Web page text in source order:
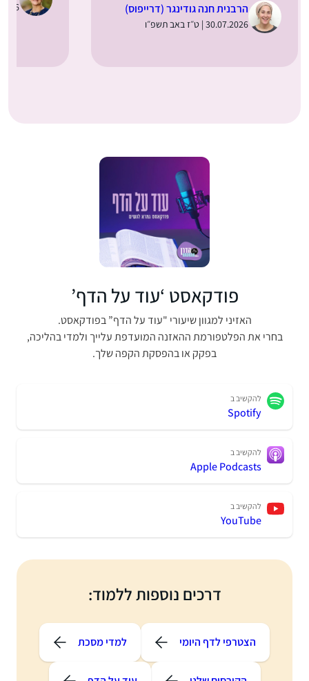
הרבנית חנה גודינגר (דרייפוס)
30.07.2026 | ט״ז באב תשפ״ו
פודקאסט ‘עוד על הדף’
האזיני למגוון שיעורי "עוד על הדף” בפודקאסט.
בחרי את הפלטפורמת ההאזנה המועדפת עלייך ולמדי בהליכה,
בפקק או בהפסקת הקפה שלך.
להקשיב ב
Spotify
להקשיב ב
Apple Podcasts
להקשיב ב
YouTube
דרכים נוספות ללמוד:
הצטרפי לדף היומי למדי מסכת